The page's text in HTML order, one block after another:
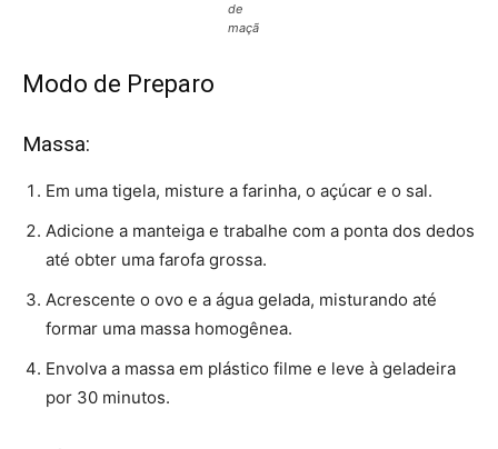
de
maçã
Modo de Preparo
Massa:
Em uma tigela, misture a farinha, o açúcar e o sal.
Adicione a manteiga e trabalhe com a ponta dos dedos
até obter uma farofa grossa.
Acrescente o ovo e a água gelada, misturando até
formar uma massa homogênea.
Envolva a massa em plástico filme e leve à geladeira
por 30 minutos.